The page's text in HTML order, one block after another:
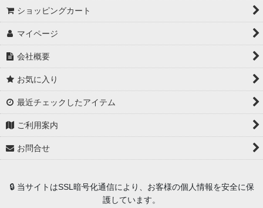
ショッピングカート
マイページ
会社概要
お気に入り
最近チェックしたアイテム
ご利用案内
お問合せ
🔒 当サイトはSSL暗号化通信により、お客様の個人情報を安全に保
護しています。